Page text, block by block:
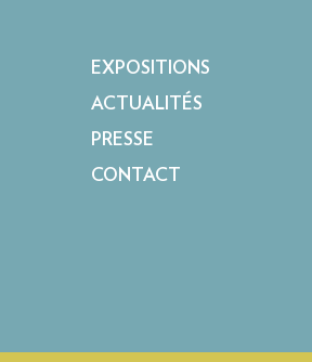
EXPOSITIONS
ACTUALITÉS
PRESSE
CONTACT